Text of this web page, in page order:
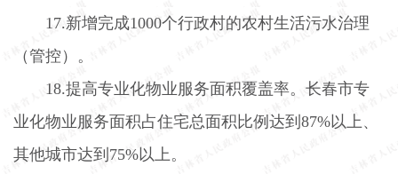
17.新增完成1000个行政村的农村生活污水治理
（管控）。
18.提高专业化物业服务面积覆盖率。长春市专
业化物业服务面积占住宅总面积比例达到 87%以上、
其他城市达到 75%以上。